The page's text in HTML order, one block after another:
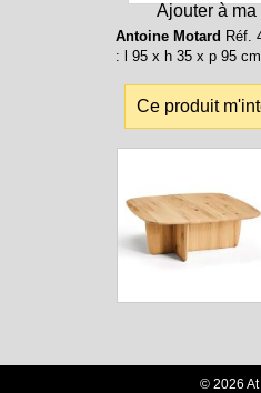
Ajouter à
Antoine Motard Réf.
: l 95 x h 35 x p 95
Ce produit
© 2026 At